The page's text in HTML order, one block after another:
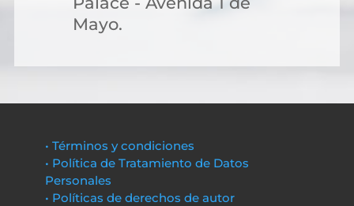
Mayo.
• Términos y condiciones
• Política de Tratamiento de Datos
Personales
• Políticas de derechos de autor